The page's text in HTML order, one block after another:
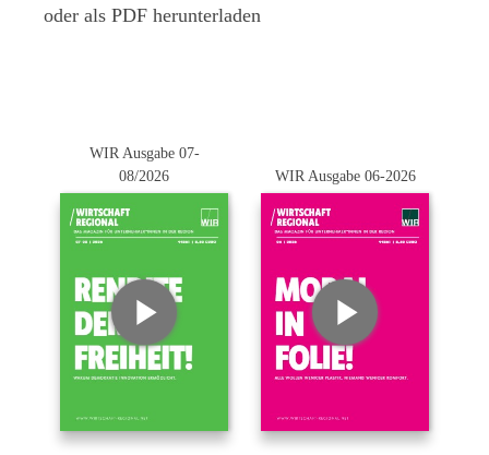
oder als PDF herunterladen
WIR Ausgabe 07-
08/2026
WIR Ausgabe 06-2026